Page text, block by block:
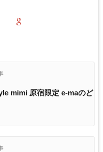
mimi 原宿限定 e-maのど